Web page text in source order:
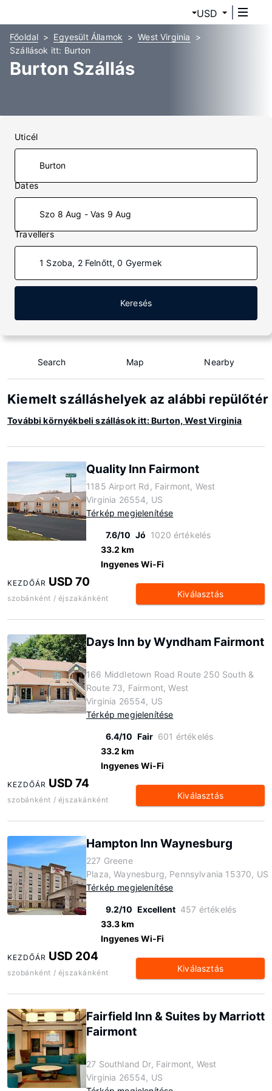
USD
Főoldal Egyesült Államok
West Virginia
Szállások itt: Burton
Burton Szállás
Uticél
Dates
Szo 8 Aug - Vas 9 Aug
Travellers
1 Szoba, 2 Felnőtt, 0 Gyermek
Keresés
Search Map Nearby
Kiemelt szálláshelyek az alábbi
További környékbeli szállások itt: Burton, West Virginia
Quality Inn Fairmont
1185 Airport Rd, Fairmont, West
Virginia 26554, US
Térkép megjelenítése
7.6/10 Jó 1020 értékelés
33.2 km
Ingyenes Wi-Fi
KEZDŐÁR USD 70
szobánként / éjszakánként Kiválasztás
Days Inn by Wyndham Fairmont
166 Middletown Road Route 250 South &
Route 73, Fairmont, West
Virginia 26554, US
Térkép megjelenítése
6.4/10 Fair 601 értékelés
33.2 km
Ingyenes Wi-Fi
KEZDŐÁR USD 74
szobánként / éjszakánként Kiválasztás
Hampton Inn Waynesburg
227 Greene
Plaza, Waynesburg, Pennsylvania 15370, US
Térkép megjelenítése
9.2/10 Excellent 457 értékelés
33.3 km
Ingyenes Wi-Fi
KEZDŐÁR USD 204
szobánként / éjszakánként Kiválasztás
Fairfield Inn & Suites by Marriott
Fairmont
27 Southland Dr, Fairmont, West
Virginia 26554, US